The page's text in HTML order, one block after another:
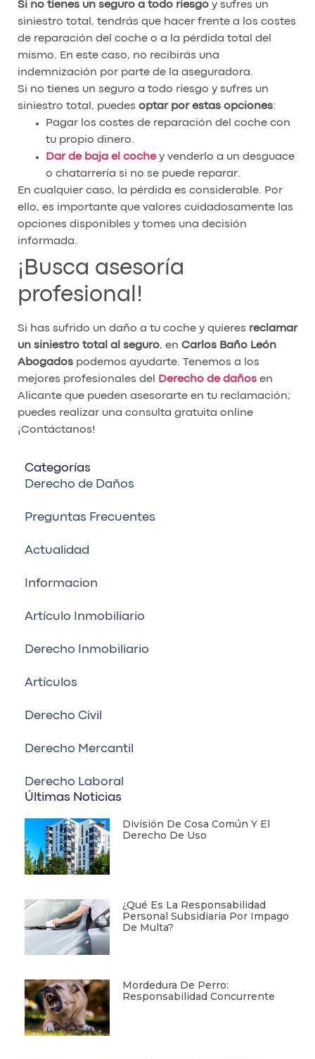
Si no tienes un seguro a todo riesgo y sufres un
siniestro total, tendrás que hacer frente a los costes
de reparación del coche o a la pérdida total del
mismo. En este caso, no recibirás una
indemnización por parte de la aseguradora.
Si no tienes un seguro a todo riesgo y sufres un
siniestro total, puedes optar por estas opciones:
Pagar los costes de reparación del coche con
tu propio dinero.
Dar de baja el cochey venderlo a un desguace
o chatarrería si no se puede reparar.
En cualquier caso, la pérdida es considerable. Por
ello, es importante que valores cuidadosamente las
opciones disponibles y tomes una decisión
informada.
¡Busca asesoría
profesional!
Si has sufrido un daño a tu coche y quieres reclamar
un siniestro total al seguro, en Carlos Baño León
Abogados podemos ayudarte. Tenemos a los
mejores profesionales del
Derecho de daños en
Alicante que pueden asesorarte en tu reclamación;
puedes realizar una consulta gratuita online
¡Contáctanos!
Categorías
Derecho de Daños
Preguntas Frecuentes
Actualidad
Informacion
Artículo Inmobiliario
Derecho Inmobiliario
Artículos
Derecho Civil
Derecho Mercantil
Derecho Laboral
Últimas Noticias
División De Cosa Común Y El
Derecho De Uso
¿Qué Es La Responsabilidad
Personal Subsidiaria Por Impago
De Multa?
Mordedura De Perro:
Responsabilidad Concurrente